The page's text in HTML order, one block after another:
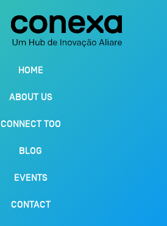
HOME
ABOUT US
CONNECT TOO
BLOG
EVENTS
CONTACT